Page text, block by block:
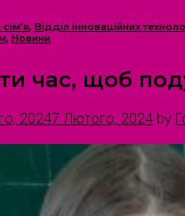
, Відділ інноваційних
, Новини
час, щоб
20247 Лютого, 2024 by